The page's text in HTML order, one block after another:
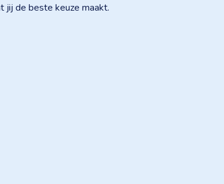
jij de beste keuze maakt.